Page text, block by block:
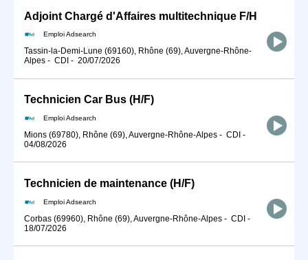
Adjoint Chargé d'Affaires multitechnique F/H
Emploi Adsearch
Tassin-la-Demi-Lune (69160), Rhône (69), Auvergne-Rhône-
Alpes - CDI - 20/07/2026
Technicien Car Bus (H/F)
Emploi Adsearch
Mions (69780), Rhône (69), Auvergne-Rhône-Alpes - CDI -
04/08/2026
Technicien de maintenance (H/F)
Emploi Adsearch
Corbas (69960), Rhône (69), Auvergne-Rhône-Alpes - CDI -
18/07/2026